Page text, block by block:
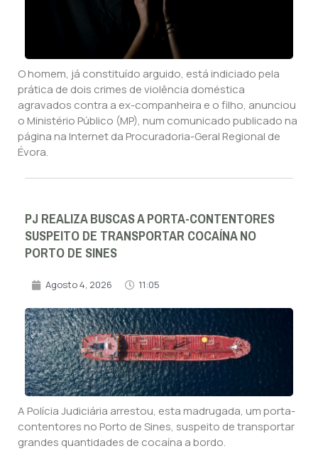
O homem, já constituído arguido, está indiciado pela
prática de dois crimes de violência doméstica
agravados contra a ex-companheira e o filho, anunciou
o Ministério Público (MP), num comunicado publicado na
página na Internet da Procuradoria-Geral Regional de
Évora.
PJ REALIZA BUSCAS A PORTA-CONTENTORES
SUSPEITO DE TRANSPORTAR COCAÍNA NO
PORTO DE SINES
Agosto 4, 2026 11:05
A Polícia Judiciária arrestou, esta madrugada, um porta-
contentores no Porto de Sines, suspeito de transportar
grandes quantidades de cocaína a bordo.